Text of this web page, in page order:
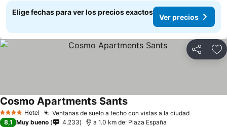
Elige fechas para ver los precios exactos
Ver precios
Compartir
4 EstrellasHotel Ventanas de suelo a techo con vistas a la ciudad
Cosmo Apartments Sants
8,1 Muy bueno 4.233 a 1.0 km de: Plaza España